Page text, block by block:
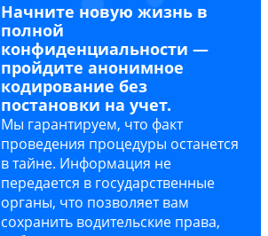
Начните новую жизнь в
полной
конфиденциальности —
пройдите анонимное
кодирование без
постановки на учет.
Мы гарантируем, что факт
проведения процедуры останется
в тайне. Информация не
передается в государственные
органы, что позволяет вам
сохранить водительские права,